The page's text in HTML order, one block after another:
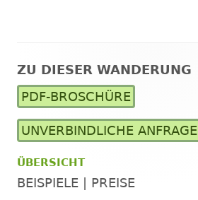
Haupt-
Seitenleiste
ZU DIESER WANDERUNG
PDF-BROSCHÜRE
UNVERBINDLICHE ANFRAGE
ÜBERSICHT
BEISPIELE | PREISE